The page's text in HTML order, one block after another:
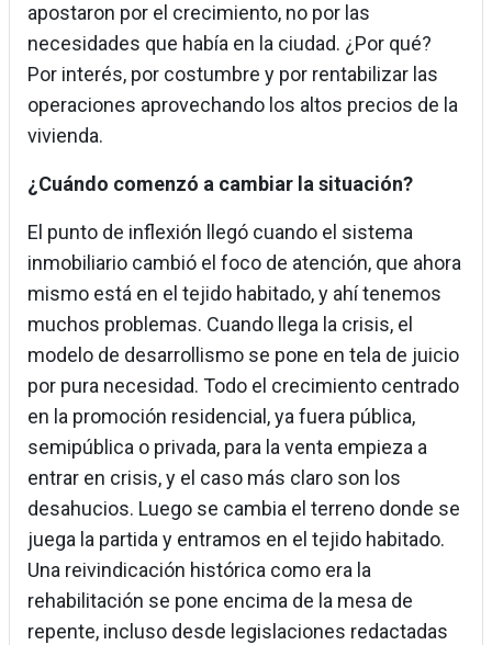
apostaron por el crecimiento, no por las
necesidades que había en la ciudad. ¿Por qué?
Por interés, por costumbre y por rentabilizar las
operaciones aprovechando los altos precios de la
vivienda.
¿Cuándo comenzó a cambiar la situación?
El punto de inflexión llegó cuando el sistema
inmobiliario cambió el foco de atención, que ahora
mismo está en el tejido habitado, y ahí tenemos
muchos problemas. Cuando llega la crisis, el
modelo de desarrollismo se pone en tela de juicio
por pura necesidad. Todo el crecimiento centrado
en la promoción residencial, ya fuera pública,
semipública o privada, para la venta empieza a
entrar en crisis, y el caso más claro son los
desahucios. Luego se cambia el terreno donde se
juega la partida y entramos en el tejido habitado.
Una reivindicación histórica como era la
rehabilitación se pone encima de la mesa de
repente, incluso desde legislaciones redactadas